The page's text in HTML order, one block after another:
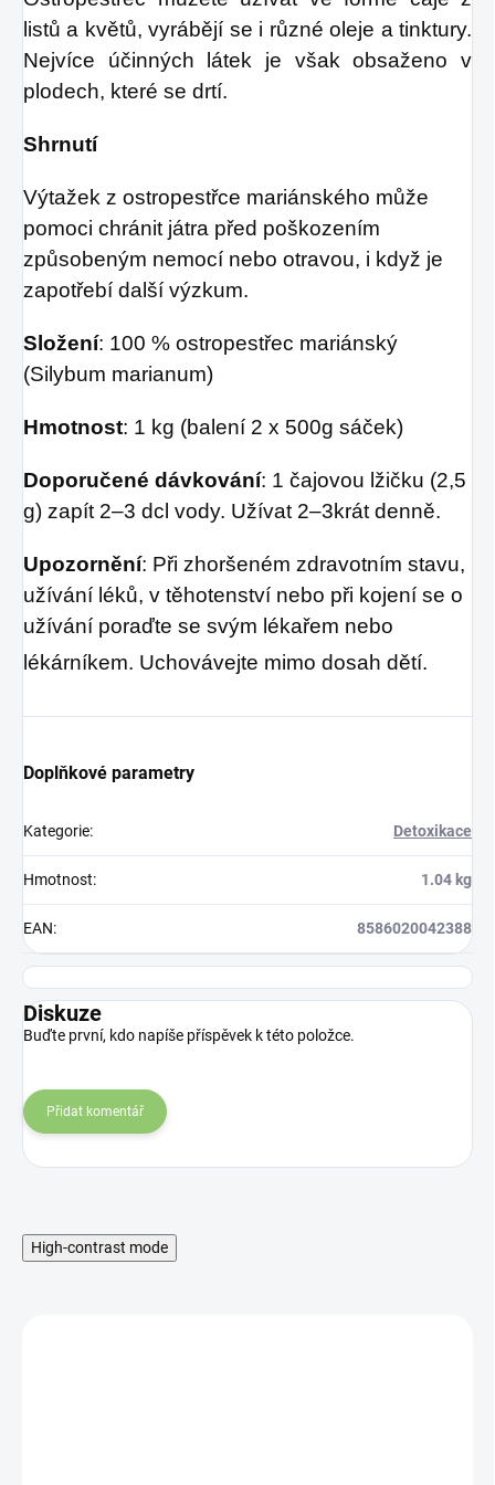
listů a květů, vyrábějí se i různé oleje a tinktury.
Nejvíce účinných látek je však obsaženo v
plodech, které se drtí.
Shrnutí
Výtažek z ostropestřce mariánského může
pomoci chránit játra před poškozením
způsobeným nemocí nebo otravou, i když je
zapotřebí další výzkum.
Složení: 100 % ostropestřec mariánský
(Silybum marianum)
Hmotnost: 1 kg (balení 2 x 500g sáček)
Doporučené dávkování: 1 čajovou lžičku (2,5
g) zapít 2–3 dcl vody. Užívat 2–3krát denně.
Upozornění: Při zhoršeném zdravotním stavu,
užívání léků, v těhotenství nebo při kojení se o
užívání poraďte se svým lékařem nebo
lékárníkem. Uchovávejte mimo dosah dětí.
Doplňkové parametry
Kategorie: Detoxikace
Hmotnost: 1.04 kg
EAN: 8586020042388
Diskuze
Buďte první, kdo napíše příspěvek k této položce.
Přidat komentář
High-contrast mode